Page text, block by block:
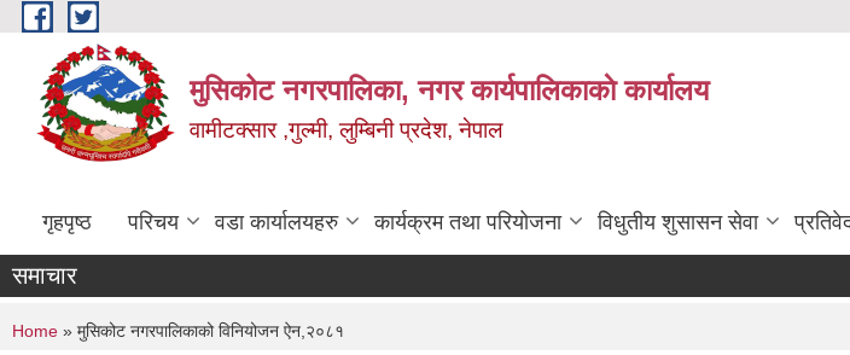
Skip to main content
मुसिकोट नगरपालिका, नगर कार्यपालिकाकाे कार्यालय
वामीटक्सार ,गुल्मी, लुम्बिनी प्रदेश, नेपाल
गृहपृष्ठ परिचय वडा कार्यालयहरु कार्यक्रम तथा परियोजना विधुतीय शुसासन सेवा
समाचार
You are here
Home » मुसिकोट नगरपालिकाको विनियोजन ऐन,२०८१